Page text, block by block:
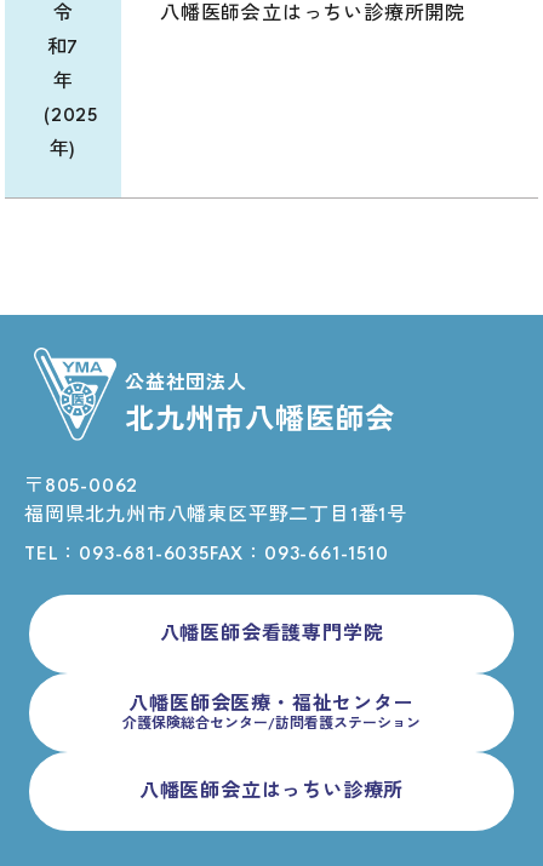
令
和7
年
(2025
年)
八幡医師会立はっちい診療所開院
公益社団法人
北九州市八幡医師会
〒805-0062
福岡県北九州市八幡東区平野二丁目1番1号
TEL： 093-681-6035FAX：093-661-1510
八幡医師会看護専門学院
八幡医師会医療・福祉センター
介護保険総合センター/訪問看護ステーション
八幡医師会立はっちい診療所